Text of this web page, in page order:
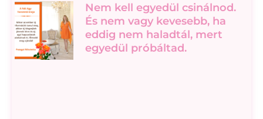
Nem kell egyedül csinálnod.
És nem vagy kevesebb, ha
eddig nem haladtál, mert
egyedül próbáltad.